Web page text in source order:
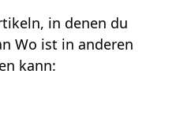
in denen du
Wo ist in anderen
kann: